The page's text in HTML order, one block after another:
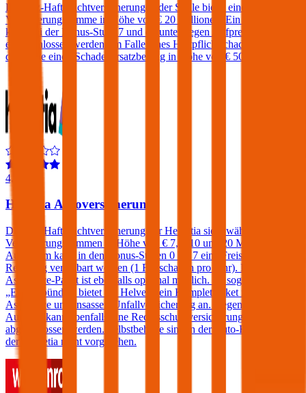
Die Kfz-Haftpflichtversicherungen der Smile bietet eine
Versicherungssumme in Höhe von € 20 Millionen. Ein Freischaden
kann bei der Bonus-Stufe 7 und darunter gegen Aufpreis
eingeschlossen werden. Im Falle eines Haftpflichtschadens verlangt
die Smile einen Schadenersatzbeitrag in Höhe von € 500.
4,4
Helvetia Autoversicherung
Die Kfz-Haftpflichtversicherung der Helvetia sieht wählbare
Versicherungssummen in Höhe von € 7,6, 10 und 20 Millionen vor.
Außerdem kann in den Bonus-Stufen 0 bis 7 eine Freischaden-
Regelung vereinbart werden (1 Freischaden pro Jahr). Ein
Assistance-Paket ist ebenfalls optional möglich. Im sogenannten
„Europabündel“ bietet die Helvetia ein Komplettpaket inklusive
Assistance und Insassen-Unfallversicherung an. Gegen einen
Aufpreis kann ebenfalls eine Rechtsschutzversicherung
abgeschlossen werden. Selbstbehalte sind in der Auto-Haftpflicht
der Helvetia nicht vorgesehen.